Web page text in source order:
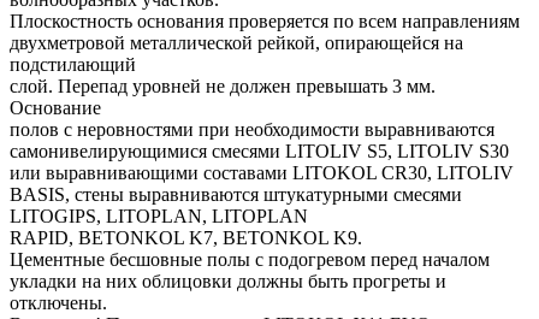
Плоскостность основания проверяется по всем направлениям
двухметровой металлической рейкой, опирающейся на
подстилающий
слой. Перепад уровней не должен превышать 3 мм.
Основание
полов с неровностями при необходимости выравниваются
самонивелирующимися смесями LITOLIV S5, LITOLIV S30
или выравнивающими составами LITOKOL CR30, LITOLIV
BASIS, стены выравниваются штукатурными смесями
LITOGIPS, LITOPLAN, LITOPLAN
RAPID, BETONKOL K7, BETONKOL K9.
Цементные бесшовные полы с подогревом перед началом
укладки на них облицовки должны быть прогреты и
отключены.